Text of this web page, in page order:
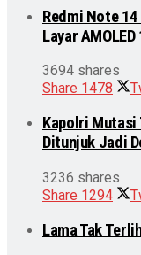
Redmi Note 14
Layar
3694 shares
Share 1478
Kapolri Mutasi
Ditunjuk Jadi
3236 shares
Share 1294
Lama Tak